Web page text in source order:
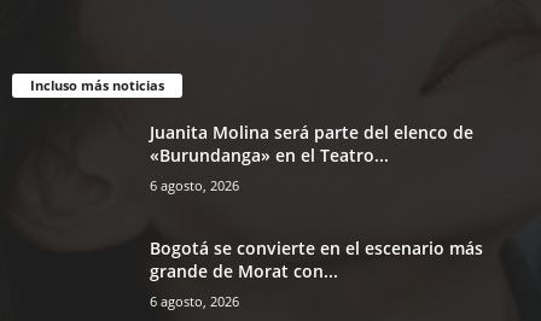
Incluso más noticias
Juanita Molina será parte del elenco de
«Burundanga» en el Teatro...
6 agosto, 2026
Bogotá se convierte en el escenario más
grande de Morat con...
6 agosto, 2026